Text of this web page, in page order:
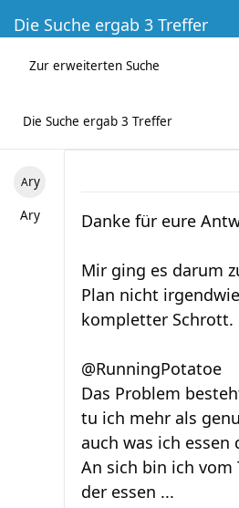
Die Suche ergab 3 Treffer
Zur erweiterten Suche
Die Suche ergab 3 Treffer
Ary
Ary Danke für eure
Mir ging es darum
Plan nicht
kompletter Schrott.
@RunningPotatoe
Das Problem
tu ich mehr als
auch was ich
An sich bin ich vom
der essen ...